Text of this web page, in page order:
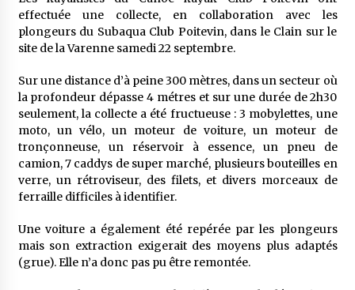
effectuée une collecte, en collaboration avec les
plongeurs du Subaqua Club Poitevin, dans le Clain sur le
site de la Varenne samedi 22 septembre.
Sur une distance d’à peine 300 mètres, dans un secteur où
la profondeur dépasse 4 métres et sur une durée de 2h30
seulement, la collecte a été fructueuse : 3 mobylettes, une
moto, un vélo, un moteur de voiture, un moteur de
tronçonneuse, un réservoir à essence, un pneu de
camion, 7 caddys de super marché, plusieurs bouteilles en
verre, un rétroviseur, des filets, et divers morceaux de
ferraille difficiles à identifier.
Une voiture a également été repérée par les plongeurs
mais son extraction exigerait des moyens plus adaptés
(grue). Elle n’a donc pas pu être remontée.